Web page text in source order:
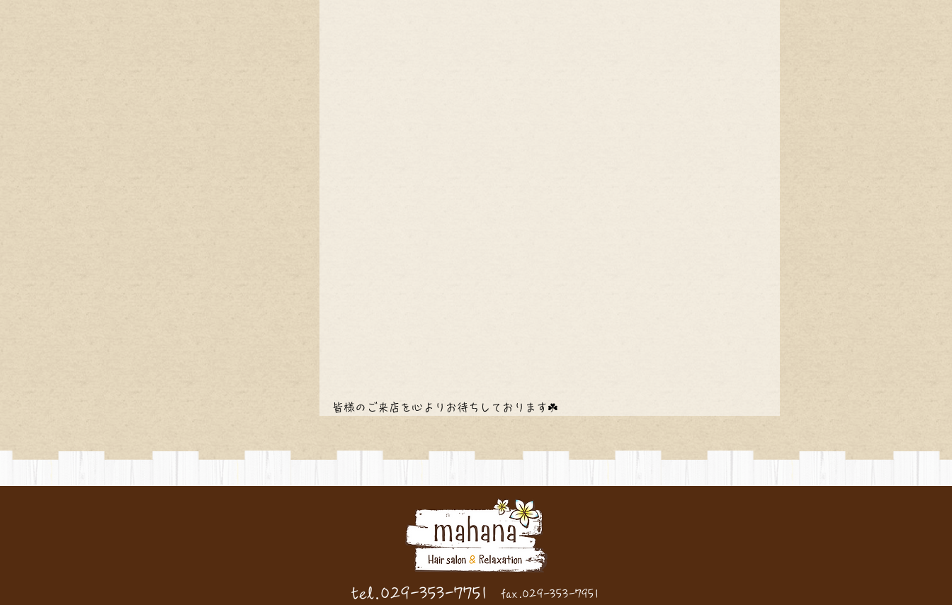
皆様のご来店を心よりお待ちしております☘️
tel.029-353-7751 fax.029-353-7951